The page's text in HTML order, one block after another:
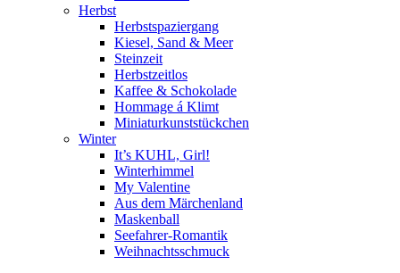
Herbst
Herbstspaziergang
Kiesel, Sand & Meer
Steinzeit
Herbstzeitlos
Kaffee & Schokolade
Hommage á Klimt
Miniaturkunststückchen
Winter
It’s KUHL, Girl!
Winterhimmel
My Valentine
Aus dem Märchenland
Maskenball
Seefahrer-Romantik
Weihnachtsschmuck